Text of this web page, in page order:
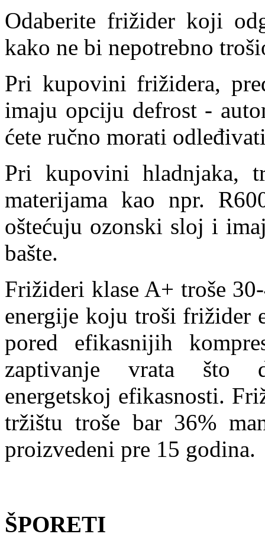
Odaberite frižider koji
kako ne bi nepotrebno
Pri kupovini frižidera,
imaju opciju defrost -
ćete ručno morati
Pri kupovini hladnjaka,
materijama kao npr.
oštećuju ozonski sloj i
bašte.
Frižideri klase A+ troše
energije koju troši frižider
pored efikasnijih
zaptivanje vrata što
energetskoj efikasnosti.
tržištu troše bar 36%
proizvedeni pre 15 godina.
ŠPORETI